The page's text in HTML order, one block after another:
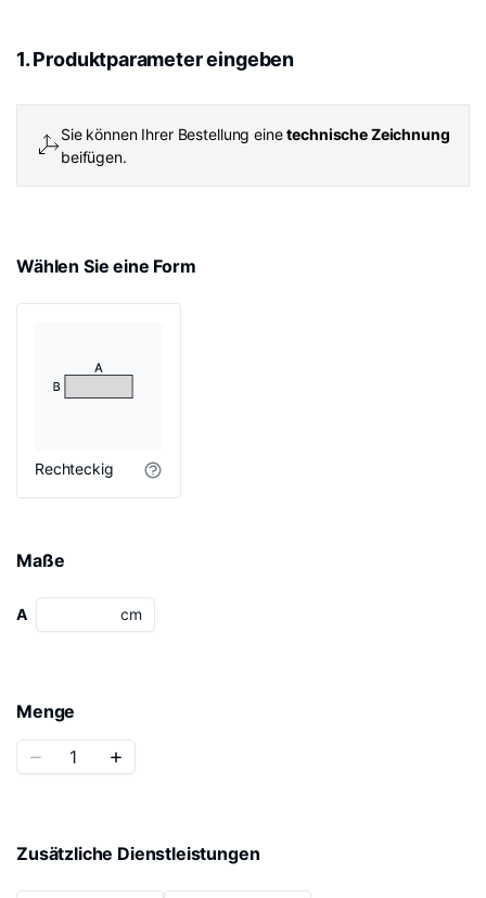
1. Produktparameter eingeben
Sie können Ihrer Bestellung einetechnische Zeichnung
beifügen.
Wählen Sie eine Form
Rechteckig
Maße
A cm
Menge
Zusätzliche Dienstleistungen